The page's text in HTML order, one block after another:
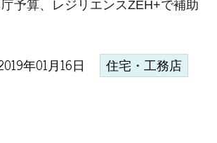
予算、レジリエンスZEH+で補助
年01月16日 住宅・工務店